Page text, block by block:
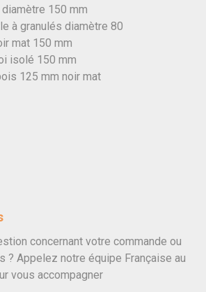
150 mm
à granulés diamètre 80
mat 150 mm
isolé 150 mm
125 mm noir mat
concernant votre commande ou
? Appelez notre équipe Française au
vous accompagner